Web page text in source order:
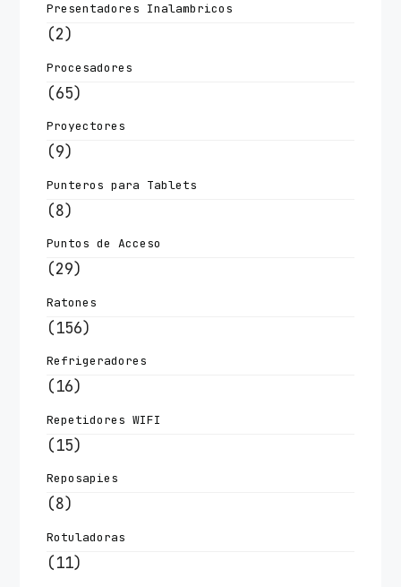
Presentadores Inalambricos
(2)
Procesadores
(65)
Proyectores
(9)
Punteros para Tablets
(8)
Puntos de Acceso
(29)
Ratones
(156)
Refrigeradores
(16)
Repetidores WIFI
(15)
Reposapies
(8)
Rotuladoras
(11)